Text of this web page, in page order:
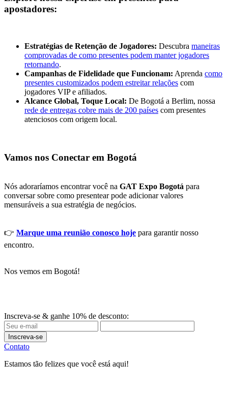
apostadores:
Estratégias de Retenção de Jogadores: Descubra maneiras
comprovadas de como presentes podem manter jogadores
retornando.
Campanhas de Fidelidade que Funcionam: Aprenda como
presentes customizados podem estreitar relações com
jogadores VIP e afiliados.
Alcance Global, Toque Local: De Bogotá a Berlim, nossa
rede de entregas cobre mais de 200 países com presentes
atenciosos com origem local.
Vamos nos Conectar em Bogotá
Nós adoraríamos encontrar você na GAT Expo Bogotá para
conversar sobre como presentear pode adicionar valores
mensuráveis a sua estratégia de negócios.
👉 Marque uma reunião conosco hoje para garantir nosso
encontro.
Nos vemos em Bogotá!
Inscreva-se & ganhe 10% de desconto:
Inscreva-se
Contato
Estamos tão felizes que você está aqui!